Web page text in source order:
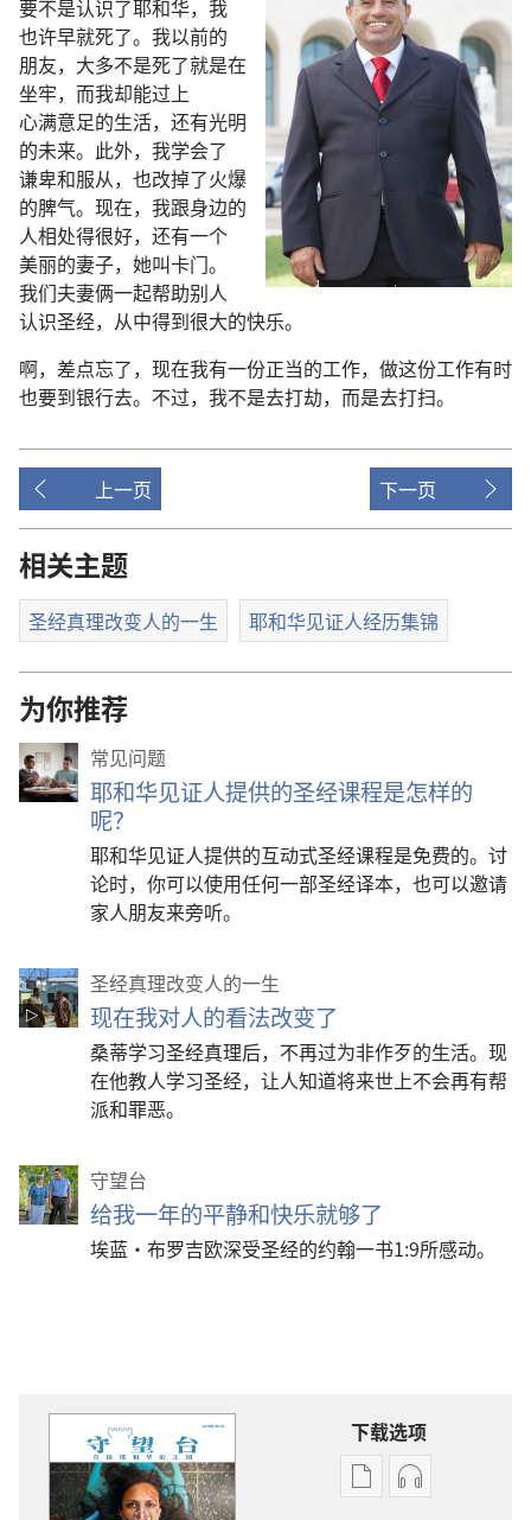
要不是认识了耶和华， 我
也许早就死了。 我以前的
朋友， 大多不是死了就是在
坐牢， 而我却能过上
心满意足的生活， 还有光明
的未来。 此外， 我学会了
谦卑和服从， 也改掉了火爆
的脾气。 现在， 我跟身边的
人相处得很好， 还有一个
美丽的妻子， 她叫卡门。
我们夫妻俩一起帮助别人
认识圣经， 从中得到很大的快乐。
啊， 差点忘了， 现在我有一份正当的工作， 做这份工作有时
也要到银行去。 不过， 我不是去打劫， 而是去打扫。
上一页 下一页
相关主题
圣经真理改变人的一生 耶和华见证人经历集锦
为你推荐
常见问题
耶和华见证人提供的圣经课程是怎样的
呢？
耶和华见证人提供的互动式圣经课程是免费的。讨
论时，你可以使用任何一部圣经译本，也可以邀请
家人朋友来旁听。
圣经真理改变人的一生
现在我对人的看法改变了
桑蒂学习圣经真理后，不再过为非作歹的生活。现
在他教人学习圣经，让人知道将来世上不会再有帮
派和罪恶。
守望台
给我一年的平静和快乐就够了
埃蓝·布罗吉欧深受圣经的约翰一书1:9所感动。
下载选项
出
音